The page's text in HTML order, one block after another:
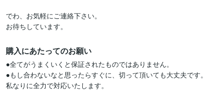
でわ、お気軽にご連絡下さい。
購入にあたってのお願い
●全てがうまくいくと保証されたものではありません。
●もし合わないなと思ったらすぐに、切って頂いても大丈夫です。
私なりに全力で対応いたします。